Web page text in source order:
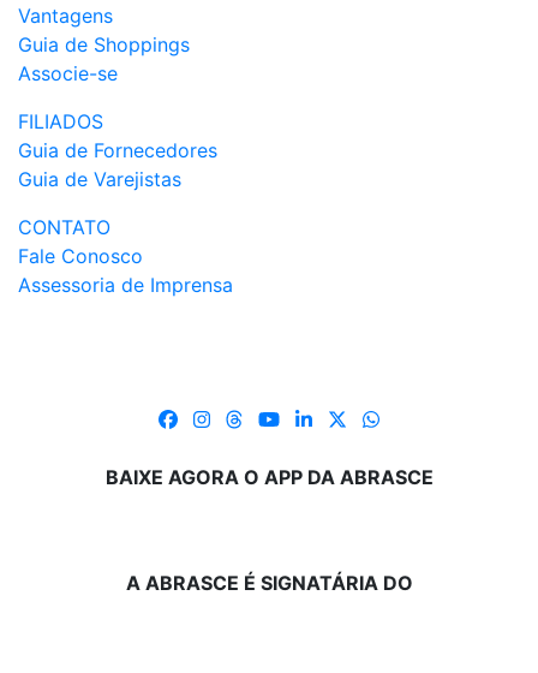
Vantagens
Guia de Shoppings
Associe-se
FILIADOS
Guia de Fornecedores
Guia de Varejistas
CONTATO
Fale Conosco
Assessoria de Imprensa
BAIXE AGORA O APP DA ABRASCE
A ABRASCE É SIGNATÁRIA DO